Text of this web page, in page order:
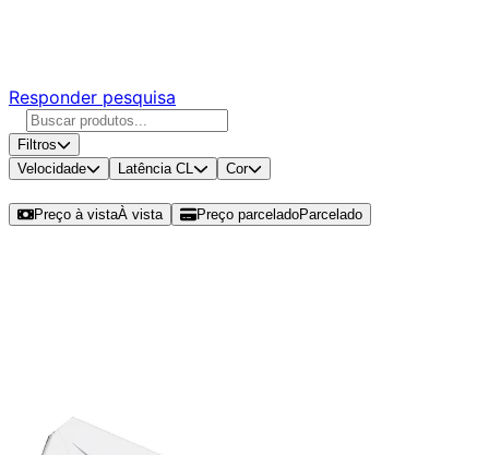
Responder pesquisa
Filtros
Velocidade
Latência CL Cor
Preço à vistaÀ vista Preço parceladoParcelado